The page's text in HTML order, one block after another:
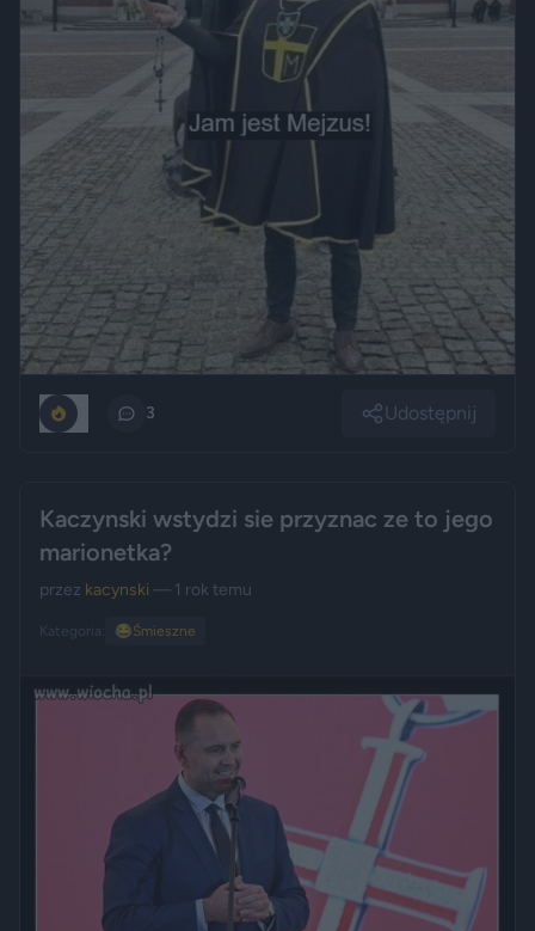
3 Udostępnij
Kaczynski wstydzi sie przyznac ze to jego
marionetka?
przez kacynski — 1 rok temu
Kategoria: 😂Śmieszne